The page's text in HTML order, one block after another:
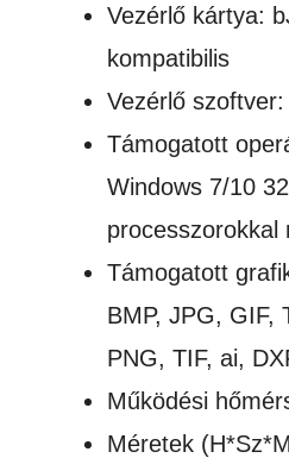
Vezérlő kártya:
kompatibilis
Vezérlő
Támogatott
Windows 7/10
processzorokkal
Támogatott
BMP, JPG, GIF,
PNG, TIF, ai,
Működési
Méretek